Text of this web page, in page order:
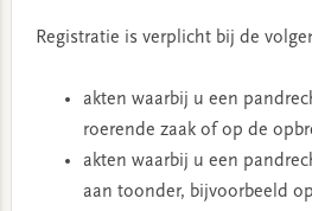
Registratie is verplicht bij de
akten waarbij u een
roerende zaak of op de
akten waarbij u een
aan toonder, bijvoorbeeld